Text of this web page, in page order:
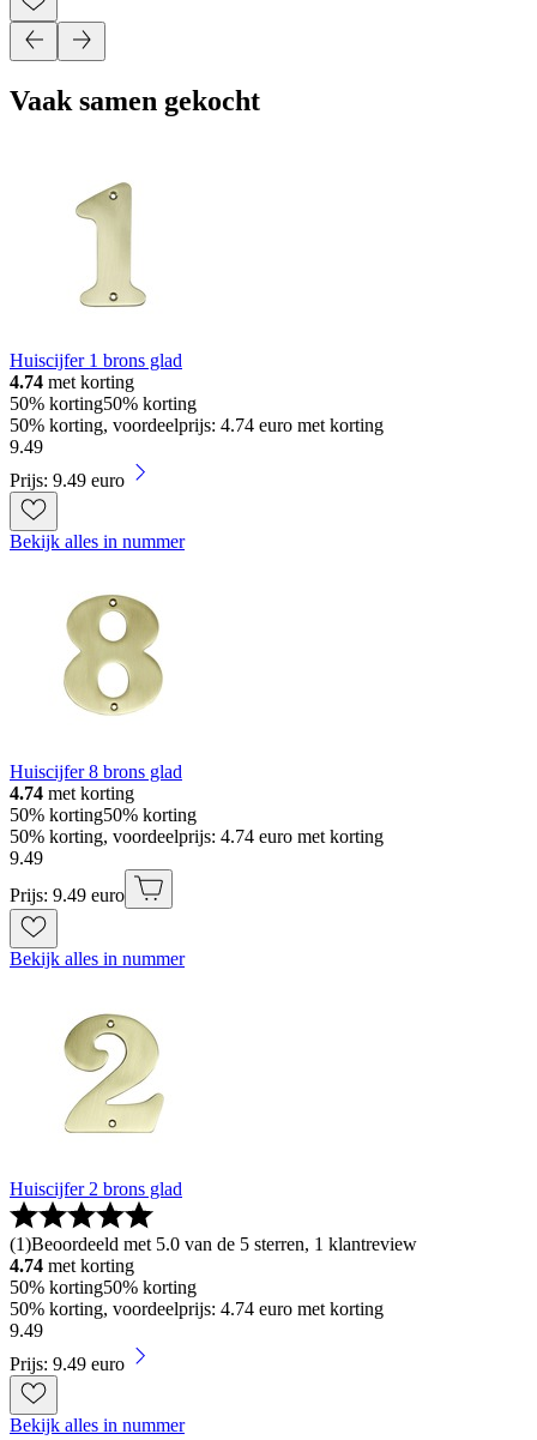
Vaak samen gekocht
Huiscijfer 1 brons glad
4.74 met korting
50% korting50% korting
50% korting, voordeelprijs: 4.74 euro met korting
9.49
Prijs: 9.49 euro
Bekijk alles in nummer
Huiscijfer 8 brons glad
4.74 met korting
50% korting50% korting
50% korting, voordeelprijs: 4.74 euro met korting
9.49
Prijs: 9.49 euro
Bekijk alles in nummer
Huiscijfer 2 brons glad
(1)Beoordeeld met 5.0 van de 5 sterren, 1 klantreview
4.74 met korting
50% korting50% korting
50% korting, voordeelprijs: 4.74 euro met korting
9.49
Prijs: 9.49 euro
Bekijk alles in nummer